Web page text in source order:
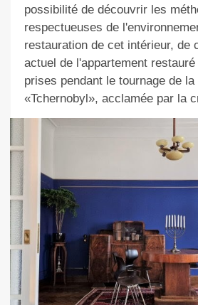
possibilité de découvrir les
respectueuses de
restauration de cet intérieur, de
actuel de l'appartement
prises pendant le tournage de la
«Tchernobyl», acclamée par la